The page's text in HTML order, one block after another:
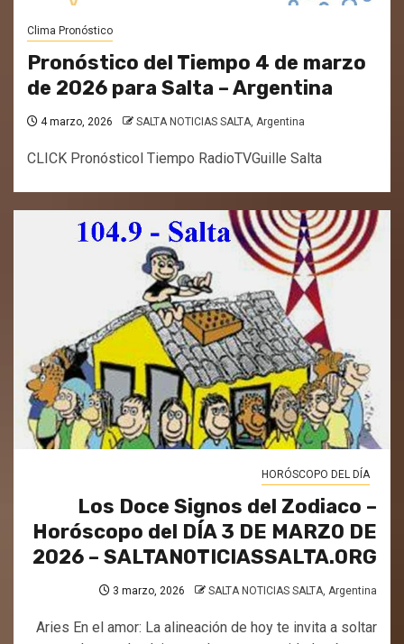
Clima Pronóstico
Pronóstico del Tiempo 4 de marzo
de 2026 para Salta – Argentina
4 marzo, 2026 SALTA NOTICIAS SALTA, Argentina
CLICK Pronósticol Tiempo RadioTVGuille Salta
HORÓSCOPO DEL DÍA
Los Doce Signos del Zodiaco –
Horóscopo del DÍA 3 DE MARZO DE
2026 – SALTANOTICIASSALTA.ORG
3 marzo, 2026 SALTA NOTICIAS SALTA, Argentina
Aries En el amor: La alineación de hoy te invita a soltar